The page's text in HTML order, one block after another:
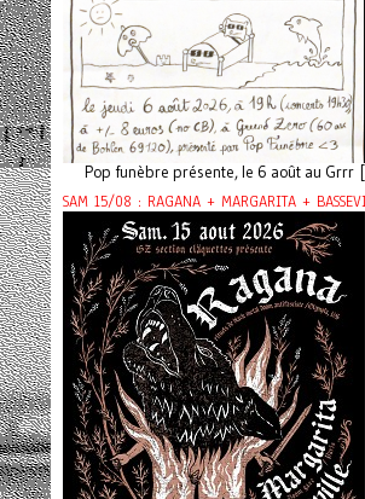
Pop funèbre présente, le 6 août au Grrr
SAM 15/08 : RAGANA + MARGARITA +